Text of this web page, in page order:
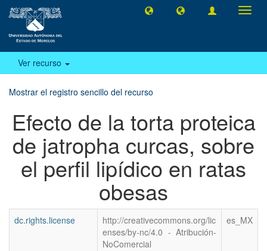
Ver recurso
Mostrar el registro sencillo del recurso
Efecto de la torta proteica
de jatropha curcas, sobre
el perfil lipídico en ratas
obesas
dc.rights.license
http://creativecommons.org/lic
enses/by-nc/4.0 - Atribución-
NoComercial
es_MX